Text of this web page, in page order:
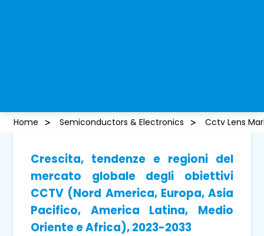
Home Semiconductors & Electronics Cctv Lens
Crescita, tendenze e regioni del
mercato globale degli obiettivi
CCTV (Nord America, Europa, Asia
Pacifico, America Latina, Medio
Oriente e Africa), 2023-2033